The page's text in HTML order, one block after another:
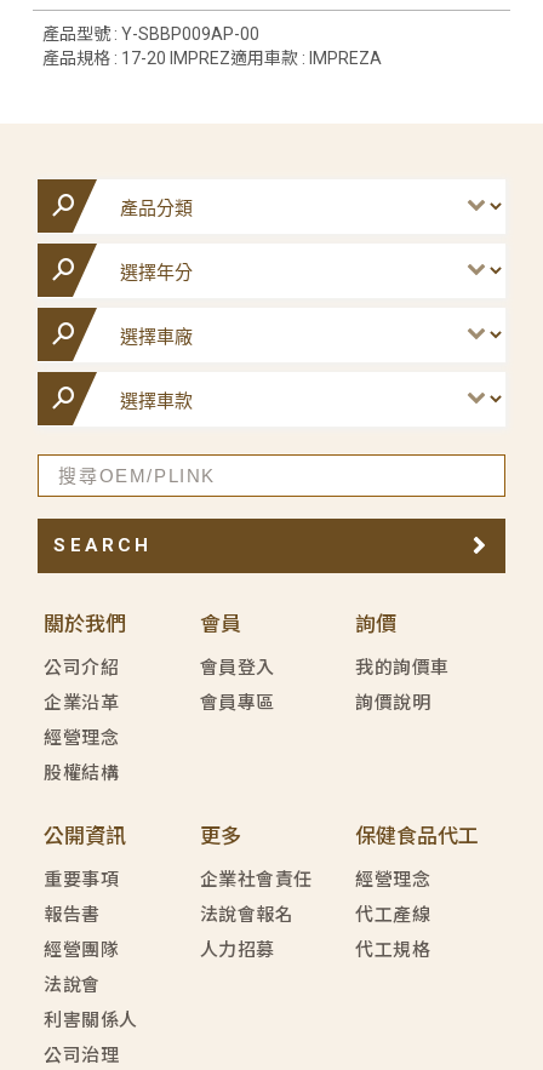
產品型號 : Y-SBBP009AP-00
產品規格 : 17-20 IMPREZ適用車款 : IMPREZA
關於我們
公司介紹
企業沿革
經營理念
股權結構
會員
會員登入
會員專區
詢價
我的詢價車
詢價說明
公開資訊
重要事項
報告書
經營團隊
法說會
利害關係人
公司治理
更多
企業社會責任
法說會報名
人力招募
保健食品代工
經營理念
代工產線
代工規格
SEARCH